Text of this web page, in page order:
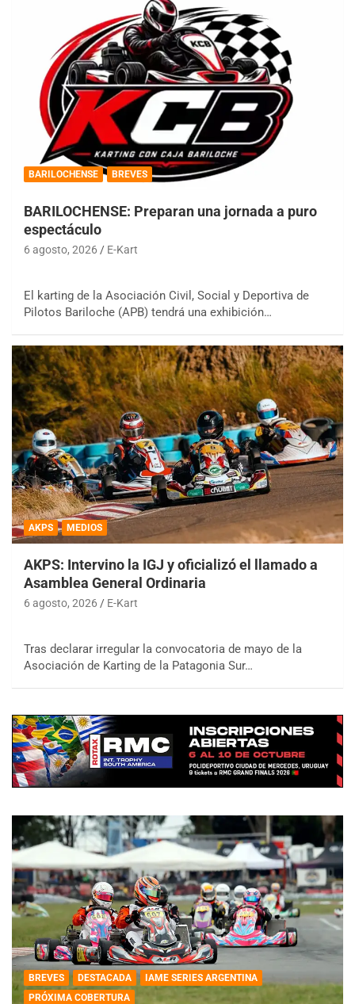
BARILOCHENSE BREVES
BARILOCHENSE: Preparan una jornada a puro
espectáculo
6 agosto, 2026 E-Kart
El karting de la Asociación Civil, Social y Deportiva de
Pilotos Bariloche (APB) tendrá una exhibición…
AKPS MEDIOS
AKPS: Intervino la IGJ y oficializó el llamado a
Asamblea General Ordinaria
6 agosto, 2026 E-Kart
Tras declarar irregular la convocatoria de mayo de la
Asociación de Karting de la Patagonia Sur…
BREVES DESTACADA
IAME SERIES ARGENTINA
PRÓXIMA COBERTURA